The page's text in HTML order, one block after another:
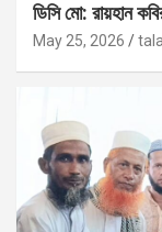
ডিসি মো: রায়হান
May 25, 2026